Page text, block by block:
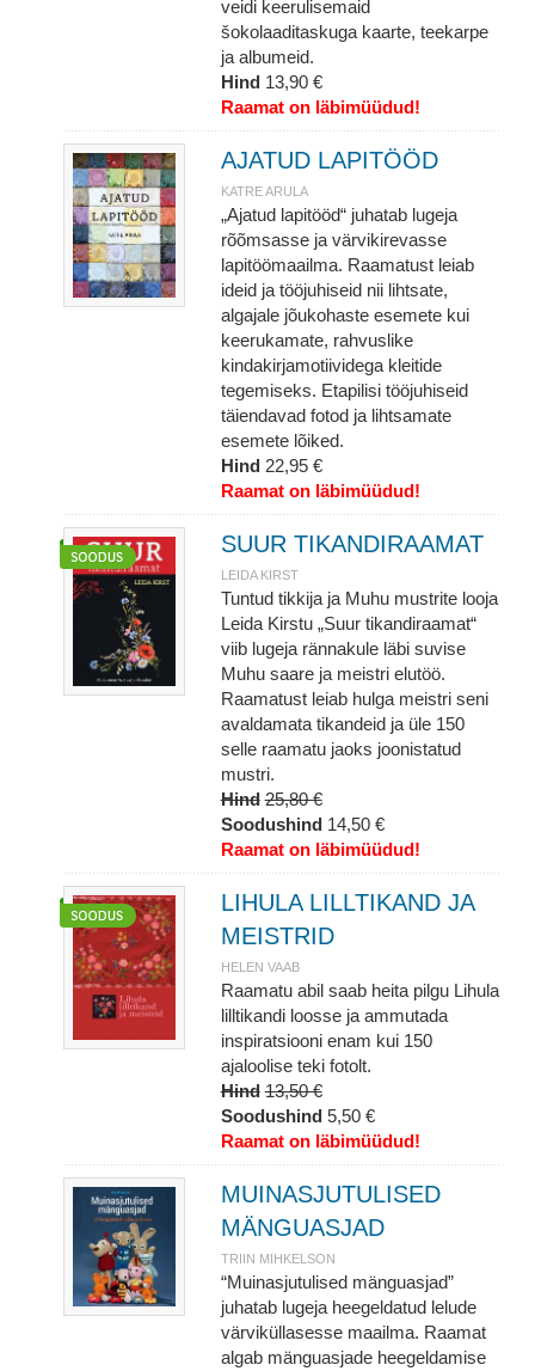
veidi keerulisemaid
šokolaaditaskuga kaarte, teekarpe
ja albumeid.
Hind 13,90 €
Raamat on läbimüüdud!
AJATUD LAPITÖÖD
KATRE ARULA
„Ajatud lapitööd“ juhatab lugeja
rõõmsasse ja värvikirevasse
lapitöömaailma. Raamatust leiab
ideid ja tööjuhiseid nii lihtsate,
algajale jõukohaste esemete kui
keerukamate, rahvuslike
kindakirjamotiividega kleitide
tegemiseks. Etapilisi tööjuhiseid
täiendavad fotod ja lihtsamate
esemete lõiked.
Hind 22,95 €
Raamat on läbimüüdud!
SUUR TIKANDIRAAMAT
LEIDA KIRST
Tuntud tikkija ja Muhu mustrite looja
Leida Kirstu „Suur tikandiraamat“
viib lugeja rännakule läbi suvise
Muhu saare ja meistri elutöö.
Raamatust leiab hulga meistri seni
avaldamata tikandeid ja üle 150
selle raamatu jaoks joonistatud
mustri.
Hind 25,80 €
Soodushind 14,50 €
Raamat on läbimüüdud!
LIHULA LILLTIKAND JA
MEISTRID
HELEN VAAB
Raamatu abil saab heita pilgu Lihula
lilltikandi loosse ja ammutada
inspiratsiooni enam kui 150
ajaloolise teki fotolt.
Hind 13,50 €
Soodushind 5,50 €
Raamat on läbimüüdud!
MUINASJUTULISED
MÄNGUASJAD
TRIIN MIHKELSON
“Muinasjutulised mänguasjad”
juhatab lugeja heegeldatud lelude
värviküllasesse maailma. Raamat
algab mänguasjade heegeldamise